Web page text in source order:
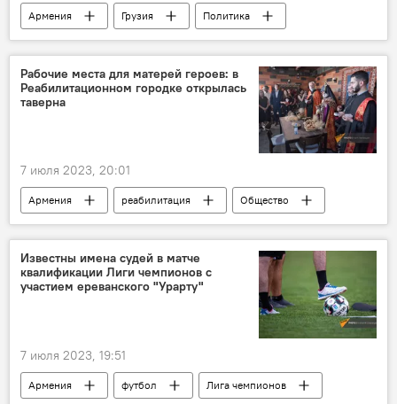
Армения Грузия
Политика
Новости Армения
Рабочие места для матерей героев: в
Реабилитационном городке открылась
таверна
7 июля 2023, 20:01
Армения реабилитация
Общество
военные
Известны имена судей в матче
квалификации Лиги чемпионов с
участием ереванского "Урарту"
7 июля 2023, 19:51
Армения футбол
Лига чемпионов